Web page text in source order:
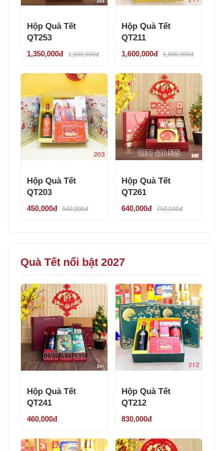
Hộp Quà Tết
QT253
1,350,000đ 1,500,000đ
Hộp Quà Tết
QT211
1,600,000đ 1,800,000đ
Hộp Quà Tết
QT203
450,000đ 540,000đ
Hộp Quà Tết
QT261
640,000đ 750,000đ
Quà Tết nổi bật 2027
Hộp Quà Tết
QT241
460,000đ
Hộp Quà Tết
QT212
830,000đ